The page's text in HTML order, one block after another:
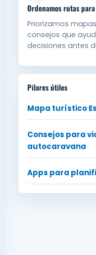
Ordenamos rutas
Priorizamos
consejos que
decisiones antes
Pilares útiles
Mapa turístico
Consejos para
autocaravana
Apps para